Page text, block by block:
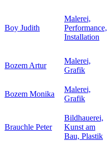
Boy Judith
Malerei,
Performance,
Installation
Bozem Artur
Malerei,
Grafik
Bozem Monika
Malerei,
Grafik
Brauchle Peter
Bildhauerei,
Kunst am
Bau, Plastik